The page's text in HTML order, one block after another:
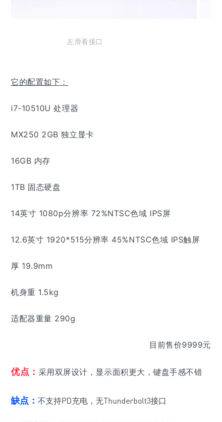
左滑看接口
它的配置如下：
i7-10510U 处理器
MX250 2GB 独立显卡
16GB 内存
1TB 固态硬盘
14英寸 1080p分辨率 72%NTSC色域 IPS屏
12.6英寸 1920*515分辨率 45%NTSC色域 IPS触屏
厚 19.9mm
机身重 1.5kg
适配器重量 290g
目前售价9999元
优点： 采用双屏设计，显示面积更大，键盘手感不错
缺点： 不支持PD充电，无Thunderbolt3接口